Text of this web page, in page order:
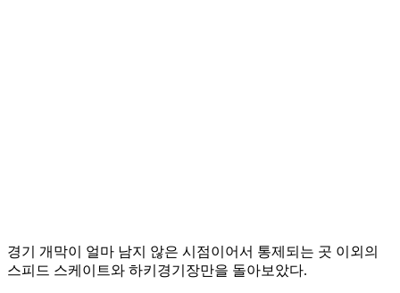
경기 개막이 얼마 남지 않은 시점이어서 통제되는 곳 이외의
스피드 스케이트와 하키경기장만을 돌아보았다.